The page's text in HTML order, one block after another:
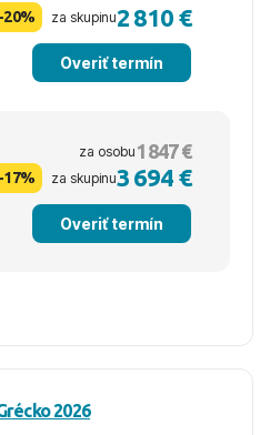
-20% za skupinu2 810 €
Overiť termín
za osobu 1 847 €
-17% za skupinu3 694 €
Overiť termín
2026